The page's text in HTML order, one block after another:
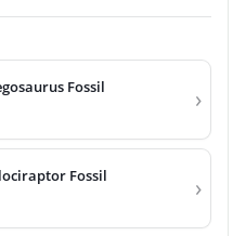
Fossil ›
Fossil ›